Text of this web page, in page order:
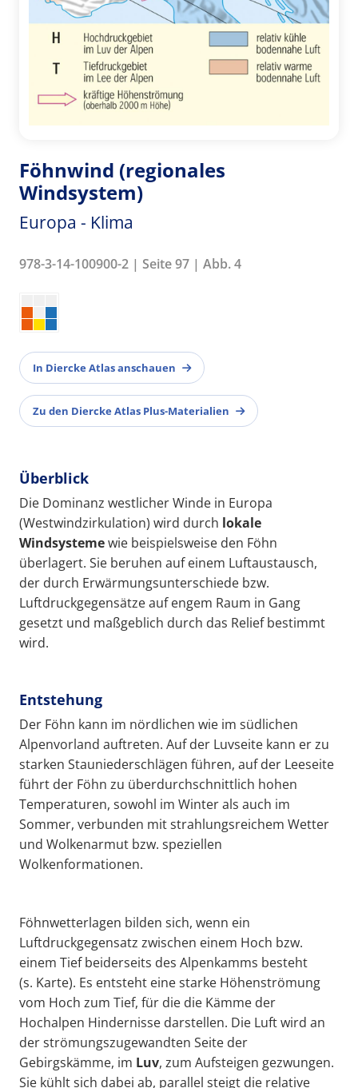
Föhnwind (regionales
Windsystem)
Europa - Klima
978-3-14-100900-2 | Seite 97 | Abb. 4
In Diercke Atlas anschauen
Zu den Diercke Atlas Plus-Materialien
Überblick
Die Dominanz westlicher Winde in Europa
(Westwindzirkulation) wird durch lokale
Windsystemewie beispielsweise den Föhn
überlagert. Sie beruhen auf einem Luftaustausch,
der durch Erwärmungsunterschiede bzw.
Luftdruckgegensätze auf engem Raum in Gang
gesetzt und maßgeblich durch das Relief bestimmt
wird.
Entstehung
Der Föhn kann im nördlichen wie im südlichen
Alpenvorland auftreten. Auf der Luvseite kann er zu
starken Stauniederschlägen führen, auf der Leeseite
führt der Föhn zu überdurchschnittlich hohen
Temperaturen, sowohl im Winter als auch im
Sommer, verbunden mit strahlungsreichem Wetter
und Wolkenarmut bzw. speziellen
Wolkenformationen.
Föhnwetterlagen bilden sich, wenn ein
Luftdruckgegensatz zwischen einem Hoch bzw.
einem Tief beiderseits des Alpenkamms besteht
(s. Karte). Es entsteht eine starke Höhenströmung
vom Hoch zum Tief, für die die Kämme der
Hochalpen Hindernisse darstellen. Die Luft wird an
der strömungszugewandten Seite der
Gebirgskämme, im Luv, zum Aufsteigen gezwungen.
Sie kühlt sich dabei ab, parallel steigt die relative